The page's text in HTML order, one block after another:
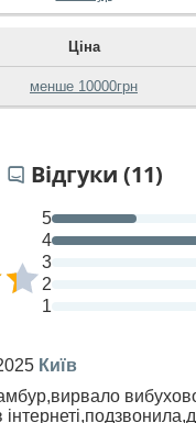
Ціна
менше 10000грн
Відгуки (11)
5
4
3
2
1
Київ